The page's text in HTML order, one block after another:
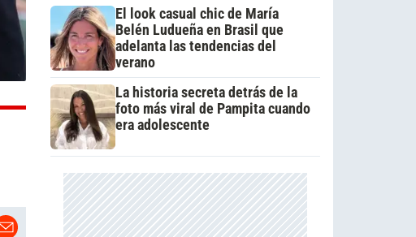
El look casual chic de María
Belén Ludueña en Brasil que
adelanta las tendencias del
verano
La historia secreta detrás de la
foto más viral de Pampita cuando
era adolescente